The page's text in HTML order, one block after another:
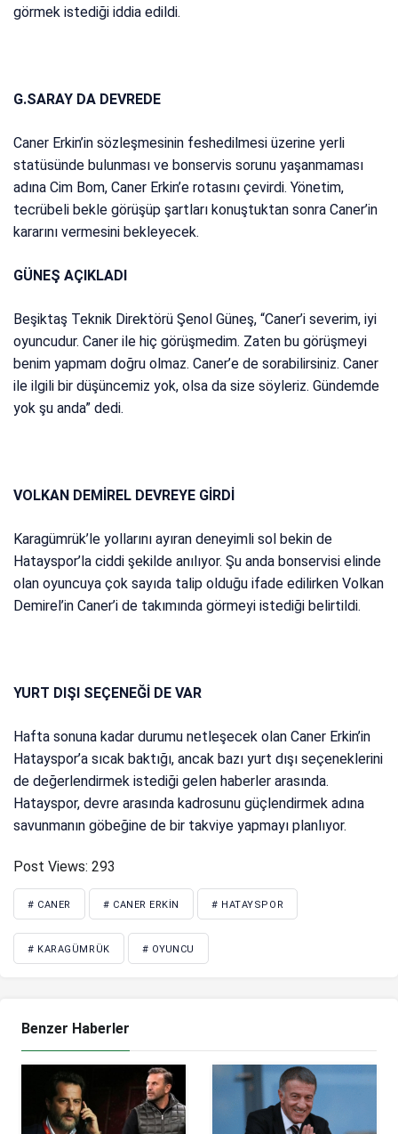
görmek istediği iddia edildi.
G.SARAY DA DEVREDE
Caner Erkin’in sözleşmesinin feshedilmesi üzerine yerli
statüsünde bulunması ve bonservis sorunu yaşanmaması
adına Cim Bom, Caner Erkin’e rotasını çevirdi. Yönetim,
tecrübeli bekle görüşüp şartları konuştuktan sonra Caner’in
kararını vermesini bekleyecek.
GÜNEŞ AÇIKLADI
Beşiktaş Teknik Direktörü Şenol Güneş, “Caner’i severim, iyi
oyuncudur. Caner ile hiç görüşmedim. Zaten bu görüşmeyi
benim yapmam doğru olmaz. Caner’e de sorabilirsiniz. Caner
ile ilgili bir düşüncemiz yok, olsa da size söyleriz. Gündemde
yok şu anda” dedi.
VOLKAN DEMİREL DEVREYE GİRDİ
Karagümrük’le yollarını ayıran deneyimli sol bekin de
Hatayspor’la ciddi şekilde anılıyor. Şu anda bonservisi elinde
olan oyuncuya çok sayıda talip olduğu ifade edilirken Volkan
Demirel’in Caner’i de takımında görmeyi istediği belirtildi.
YURT DIŞI SEÇENEĞİ DE VAR
Hafta sonuna kadar durumu netleşecek olan Caner Erkin’in
Hatayspor’a sıcak baktığı, ancak bazı yurt dışı seçeneklerini
de değerlendirmek istediği gelen haberler arasında.
Hatayspor, devre arasında kadrosunu güçlendirmek adına
savunmanın göbeğine de bir takviye yapmayı planlıyor.
Post Views: 293
# CANER # CANER ERKIN # HATAYSPOR
# KARAGÜMRÜK # OYUNCU
Benzer Haberler